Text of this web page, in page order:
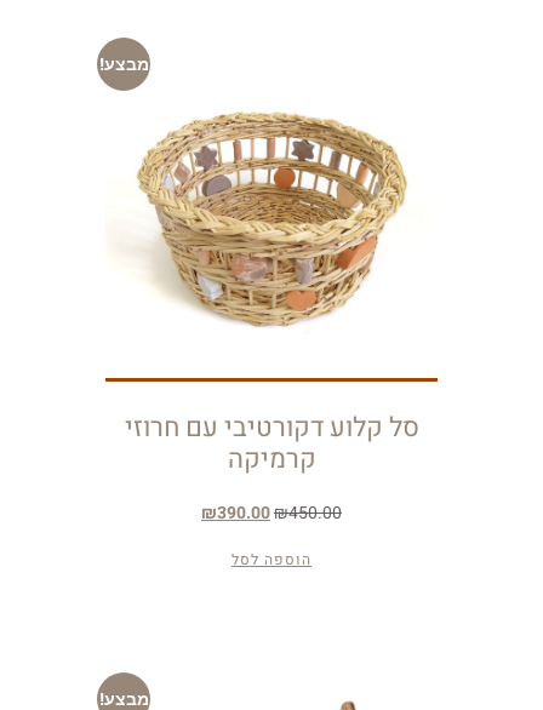
מבצע!
סל קלוע דקורטיבי עם חרוזי
קרמיקה
₪450.00
₪390.00
הוספה לסל
מבצע!